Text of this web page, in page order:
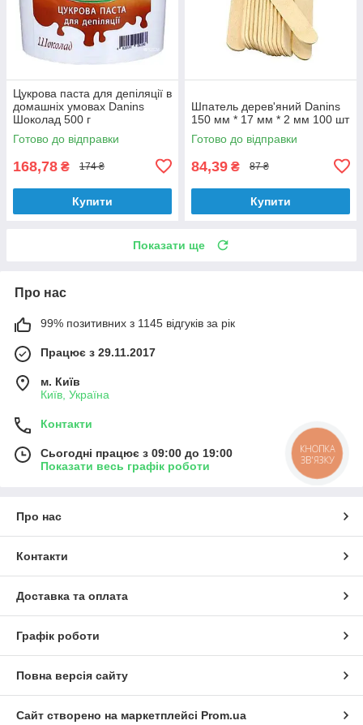
Цукрова паста для депіляції в
домашніх умовах Danins
Шоколад 500 г
Готово до відправки
168,78 ₴ 174 ₴
Купити
Шпатель дерев'яний Danins
150 мм * 17 мм * 2 мм 100 шт
Готово до відправки
84,39 ₴ 87 ₴
Купити
Показати ще
Про нас
99% позитивних з 1145 відгуків за рік
Працює з 29.11.2017
м. Київ
Київ, Україна
Контакти
Сьогодні працює з 09:00 до 19:00
Показати весь графік роботи
Про нас
Контакти
Доставка та оплата
Графік роботи
Повна версія сайту
Сайт створено на маркетплейсі Prom.ua
КНОПКА
ЗВ'ЯЗКУ